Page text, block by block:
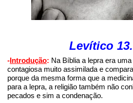
Levítico
-Introdução: Na Bíblia a lepra era
contagiosa muito assimilada e
porque da mesma forma que a
para a lepra, a religião também não
pecados e sim a condenação.